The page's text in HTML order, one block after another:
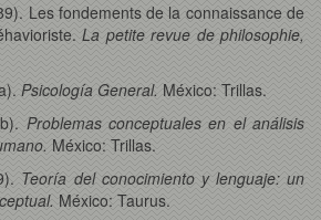
Les fondements de la connaissance de
La petite revue de philosophie,
Psicología General. México: Trillas.
Problemas conceptuales en el análisis
México: Trillas.
Teoría del conocimiento y lenguaje: un
México: Taurus.